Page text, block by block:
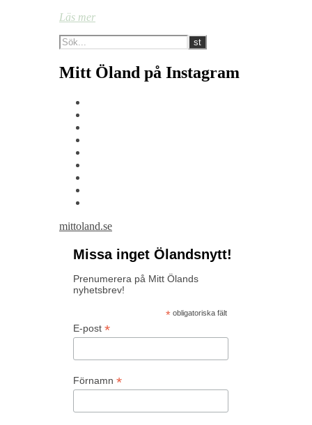
Läs mer
Mitt Öland på Instagram
mittoland.se
Missa inget Ölandsnytt!
Prenumerera på Mitt Ölands
nyhetsbrev!
*obligatoriska fält
E-post *
Förnamn *